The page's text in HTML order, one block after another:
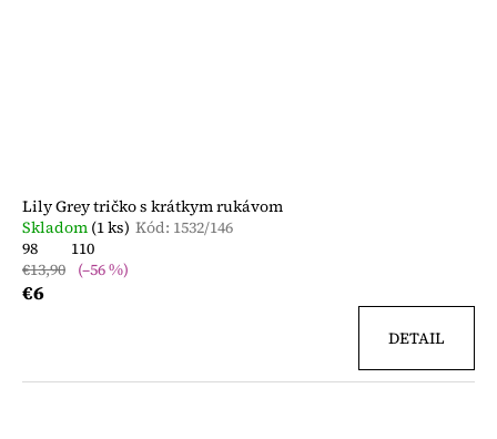
Lily Grey tričko s krátkym rukávom
Skladom (1 ks) Kód: 1532/146
98
110
€13,90 (–56 %)
€6
DETAIL